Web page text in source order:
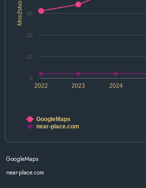
Množstvo
2022 2024
2023
0
10
20
30
GoogleMaps
near-place.com
GoogleMaps
near-place.com